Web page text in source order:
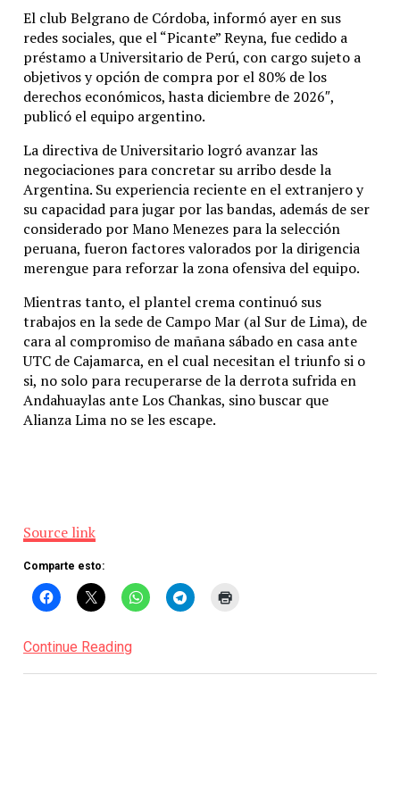
El club Belgrano de Córdoba, informó ayer en sus
redes sociales, que el “Picante” Reyna, fue cedido a
préstamo a Universitario de Perú, con cargo sujeto a
objetivos y opción de compra por el 80% de los
derechos económicos, hasta diciembre de 2026″,
publicó el equipo argentino.
La directiva de Universitario logró avanzar las
negociaciones para concretar su arribo desde la
Argentina. Su experiencia reciente en el extranjero y
su capacidad para jugar por las bandas, además de ser
considerado por Mano Menezes para la selección
peruana, fueron factores valorados por la dirigencia
merengue para reforzar la zona ofensiva del equipo.
Mientras tanto, el plantel crema continuó sus
trabajos en la sede de Campo Mar (al Sur de Lima), de
cara al compromiso de mañana sábado en casa ante
UTC de Cajamarca, en el cual necesitan el triunfo si o
si, no solo para recuperarse de la derrota sufrida en
Andahuaylas ante Los Chankas, sino buscar que
Alianza Lima no se les escape.
Source link
Comparte esto:
Continue Reading